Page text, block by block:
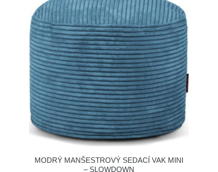
MODRÝ MANŠESTROVÝ SEDACÍ VAK MINI
– SLOWDOWN